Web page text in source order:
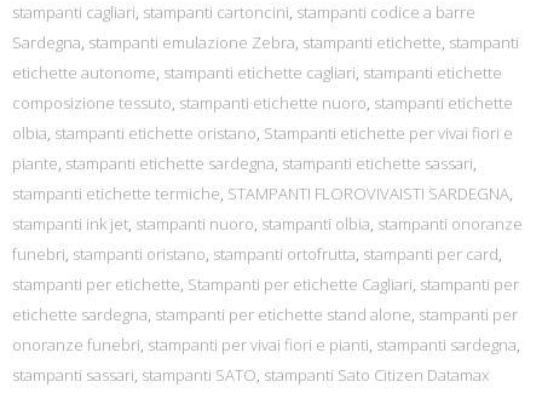
stampanti cagliari, stampanti cartoncini, stampanti codice a barre
Sardegna, stampanti emulazione Zebra, stampanti etichette, stampanti
etichette autonome, stampanti etichette cagliari, stampanti etichette
composizione tessuto, stampanti etichette nuoro, stampanti etichette
olbia, stampanti etichette oristano, Stampanti etichette per vivai fiori e
piante, stampanti etichette sardegna, stampanti etichette sassari,
stampanti etichette termiche, STAMPANTI FLOROVIVAISTI SARDEGNA,
stampanti ink jet, stampanti nuoro, stampanti olbia, stampanti onoranze
funebri, stampanti oristano, stampanti ortofrutta, stampanti per card,
stampanti per etichette, Stampanti per etichette Cagliari, stampanti per
etichette sardegna, stampanti per etichette stand alone, stampanti per
onoranze funebri, stampanti per vivai fiori e pianti, stampanti sardegna,
stampanti sassari, stampanti SATO, stampanti Sato Citizen Datamax